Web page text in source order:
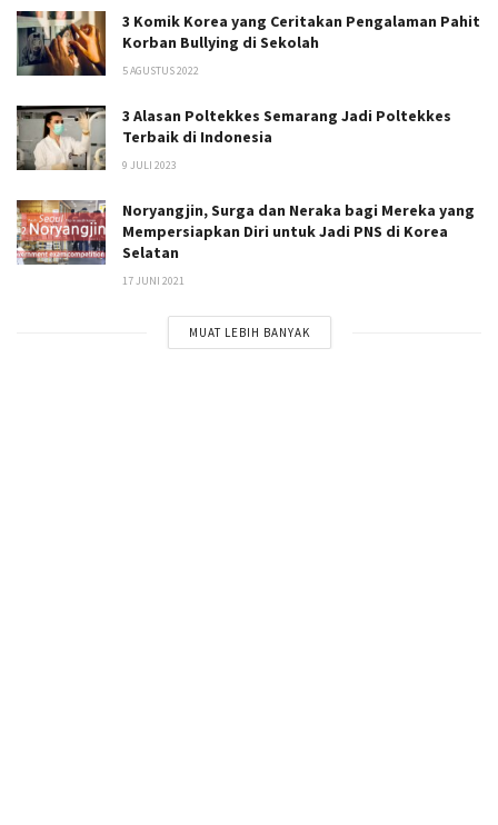
3 Komik Korea yang Ceritakan Pengalaman Pahit
Korban Bullying di Sekolah
5 AGUSTUS 2022
3 Alasan Poltekkes Semarang Jadi Poltekkes
Terbaik di Indonesia
9 JULI 2023
Noryangjin, Surga dan Neraka bagi Mereka yang
Mempersiapkan Diri untuk Jadi PNS di Korea
Selatan
17 JUNI 2021
MUAT LEBIH BANYAK